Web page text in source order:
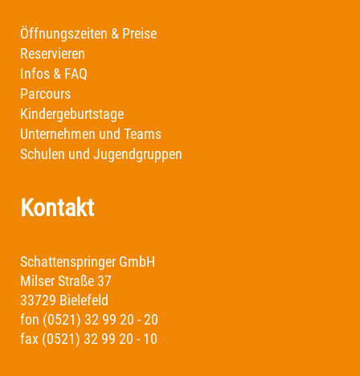
Öffnungszeiten & Preise
Reservieren
Infos & FAQ
Parcours
Kindergeburtstage
Unternehmen und Teams
Schulen und Jugendgruppen
Kontakt
Schattenspringer GmbH
Milser Straße 37
33729 Bielefeld
fon (0521) 32 99 20 - 20
fax (0521) 32 99 20 - 10